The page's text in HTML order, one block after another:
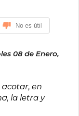
No es útil
08 de Enero,
acotar, en
la letra y